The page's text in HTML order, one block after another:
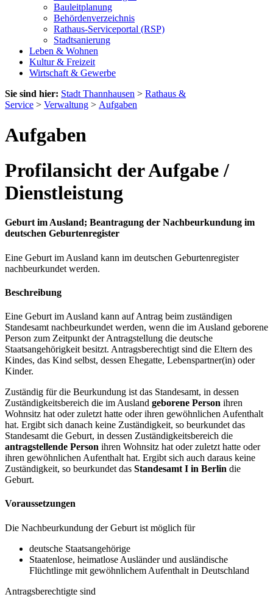
Bauleitplanung
Behördenverzeichnis
Rathaus-Serviceportal (RSP)
Stadtsanierung
Leben & Wohnen
Kultur & Freizeit
Wirtschaft & Gewerbe
Sie sind hier: Stadt Thannhausen > Rathaus &
Service > Verwaltung > Aufgaben
Aufgaben
Profilansicht der Aufgabe /
Dienstleistung
Geburt im Ausland; Beantragung der Nachbeurkundung im
deutschen Geburtenregister
Eine Geburt im Ausland kann im deutschen Geburtenregister
nachbeurkundet werden.
Beschreibung
Eine Geburt im Ausland kann auf Antrag beim zuständigen
Standesamt nachbeurkundet werden, wenn die im Ausland geborene
Person zum Zeitpunkt der Antragstellung die deutsche
Staatsangehörigkeit besitzt. Antragsberechtigt sind die Eltern des
Kindes, das Kind selbst, dessen Ehegatte, Lebenspartner(in) oder
Kinder.
Zuständig für die Beurkundung ist das Standesamt, in dessen
Zuständigkeitsbereich die im Ausland geborene Person ihren
Wohnsitz hat oder zuletzt hatte oder ihren gewöhnlichen Aufenthalt
hat. Ergibt sich danach keine Zuständigkeit, so beurkundet das
Standesamt die Geburt, in dessen Zuständigkeitsbereich die
antragstellende Person ihren Wohnsitz hat oder zuletzt hatte oder
ihren gewöhnlichen Aufenthalt hat. Ergibt sich auch daraus keine
Zuständigkeit, so beurkundet das Standesamt I in Berlin die
Geburt.
Voraussetzungen
Die Nachbeurkundung der Geburt ist möglich für
deutsche Staatsangehörige
Staatenlose, heimatlose Ausländer und ausländische
Flüchtlinge mit gewöhnlichem Aufenthalt in Deutschland
Antragsberechtigte sind